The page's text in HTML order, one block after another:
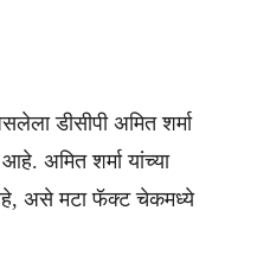
डीसीपी अमित शर्मा
अमित शर्मा यांच्या
असे मटा फॅक्ट चेकमध्ये